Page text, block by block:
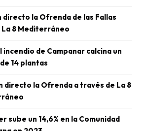
directo la Ofrenda de las Fallas
La 8 Mediterráneo
incendio de Campanar calcina un
14 plantas
directo la Ofrenda a través de La 8
sube un 14,6% en la Comunidad